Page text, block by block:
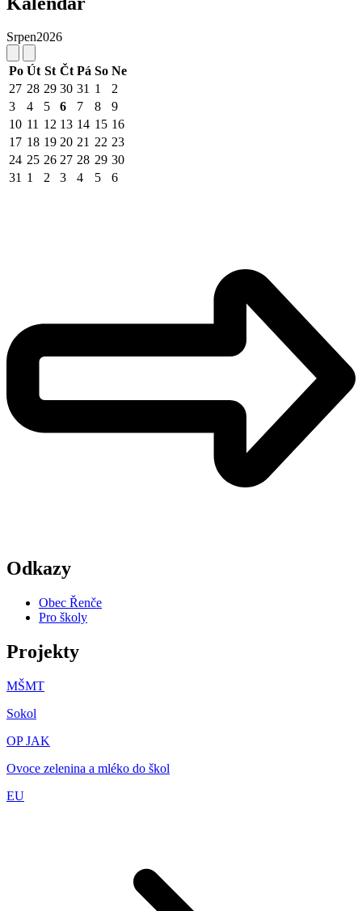
Srpen2026
Po Út St Čt Pá So Ne
27 28 29 30 31 1
2
3
4 5 6 7 8
9
10 11 12 13 14 15 16
17 18 19 20 21 22 23
24 25 26 27 28 29 30
31 1 2 3 4 5 6
Odkazy
Obec Řenče
Pro školy
Projekty
MŠMT
Sokol
OP JAK
Ovoce zelenina a mléko do škol
EU